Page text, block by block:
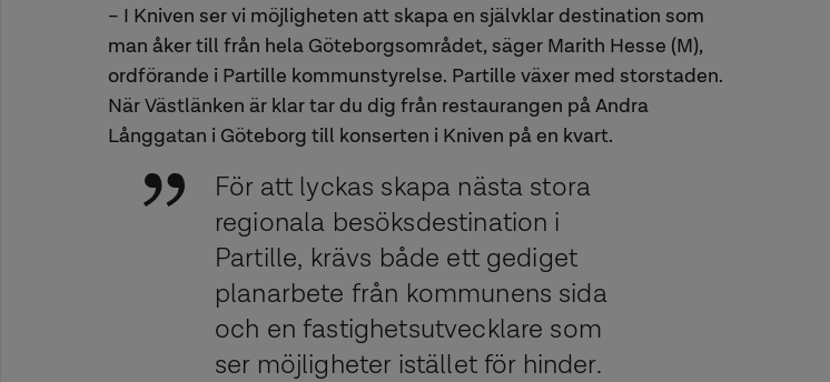
– I Kniven ser vi möjligheten att skapa en självklar destination som
man åker till från hela Göteborgsområdet, säger Marith Hesse (M),
ordförande i Partille kommunstyrelse. Partille växer med storstaden.
När Västlänken är klar tar du dig från restaurangen på Andra
Långgatan i Göteborg till konserten i Kniven på en kvart.
För att lyckas skapa nästa stora
regionala besöksdestination i
Partille, krävs både ett gediget
planarbete från kommunens sida
och en fastighetsutvecklare som
ser möjligheter istället för hinder.